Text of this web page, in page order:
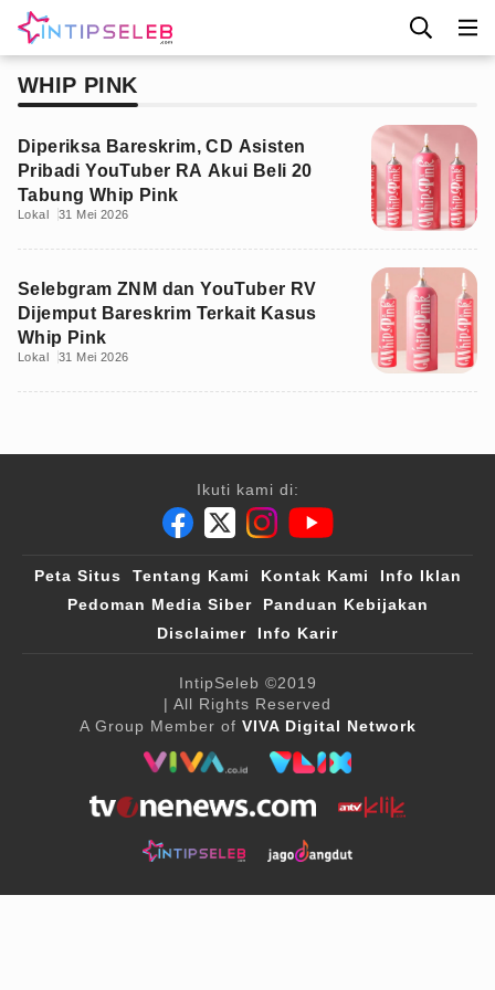
WHIP PINK
Diperiksa Bareskrim, CD Asisten
Pribadi YouTuber RA Akui Beli 20
Tabung Whip Pink
Lokal 31 Mei 2026
Selebgram ZNM dan YouTuber RV
Dijemput Bareskrim Terkait Kasus
Whip Pink
Lokal 31 Mei 2026
Ikuti kami di:
Peta Situs Tentang Kami Kontak Kami
Info Iklan
Pedoman Media Siber
Panduan Kebijakan
Disclaimer
Info Karir
IntipSeleb ©2019
| All Rights Reserved
A Group Member of VIVA Digital Network